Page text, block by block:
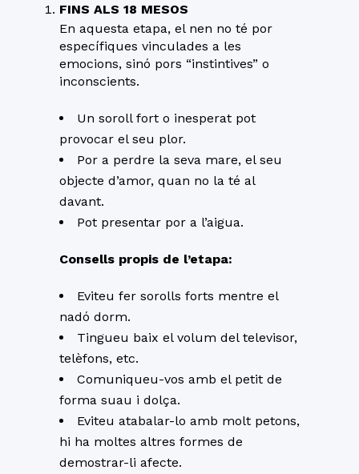
FINS ALS 18 MESOS
En aquesta etapa, el nen no té por
específiques vinculades a les
emocions, sinó pors “instintives” o
inconscients.
Un soroll fort o inesperat pot
provocar el seu plor.
Por a perdre la seva mare, el seu
objecte d’amor, quan no la té al
davant.
Pot presentar por a l’aigua.
Consells propis de l’etapa:
Eviteu fer sorolls forts mentre el
nadó dorm.
Tingueu baix el volum del televisor,
telèfons, etc.
Comuniqueu-vos amb el petit de
forma suau i dolça.
Eviteu atabalar-lo amb molt petons,
hi ha moltes altres formes de
demostrar-li afecte.